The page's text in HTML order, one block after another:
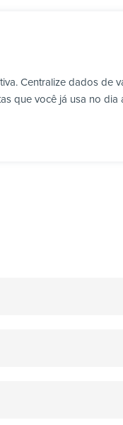
Centralize dados de
que você já usa no dia